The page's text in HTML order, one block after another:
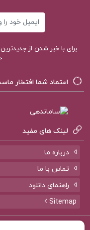
دانلود كتاب شيمي
PDF کتاب كتاب شيمي دهم مبتكران
کتاب پیشنهادی
کتاب الکترونیکی
کتاب الکترونیکی
کتاب
برای با خبر شدن از
اعتماد شما افتخار
لینک های مفید
درباره ما
تماس با ما
راهنمای دانلود
Sitemap